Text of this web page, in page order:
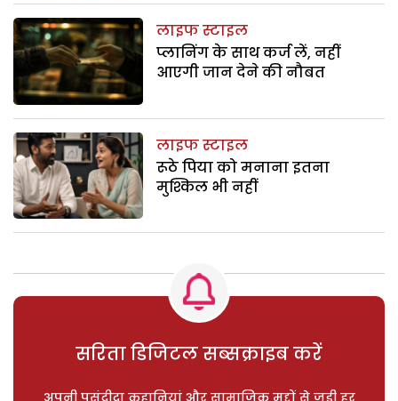
लाइफ स्टाइल
प्लानिंग के साथ कर्ज लें, नहीं
आएगी जान देने की नौबत
लाइफ स्टाइल
रूठे पिया को मनाना इतना
मुश्किल भी नहीं
सरिता डिजिटल सब्सक्राइब करें